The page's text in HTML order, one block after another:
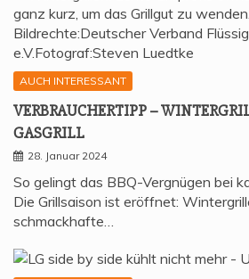
AUCH INTERESSANT
VER­BRAU­CHER­TIPP –
GASGRILL
28. Januar 2024
So gelingt das BBQ-Vergnügen bei
Die Grillsaison ist eröffnet:
schmackhafte…